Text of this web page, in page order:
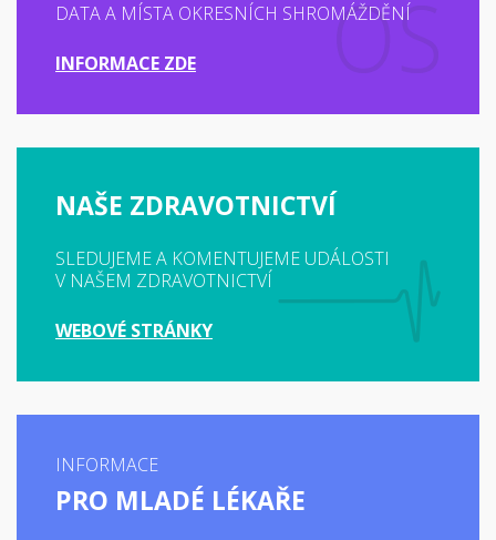
DATA A MÍSTA OKRESNÍCH SHROMÁŽDĚNÍ
INFORMACE ZDE
NAŠE ZDRAVOTNICTVÍ
SLEDUJEME A KOMENTUJEME UDÁLOSTI
V NAŠEM ZDRAVOTNICTVÍ
WEBOVÉ STRÁNKY
INFORMACE
PRO MLADÉ LÉKAŘE